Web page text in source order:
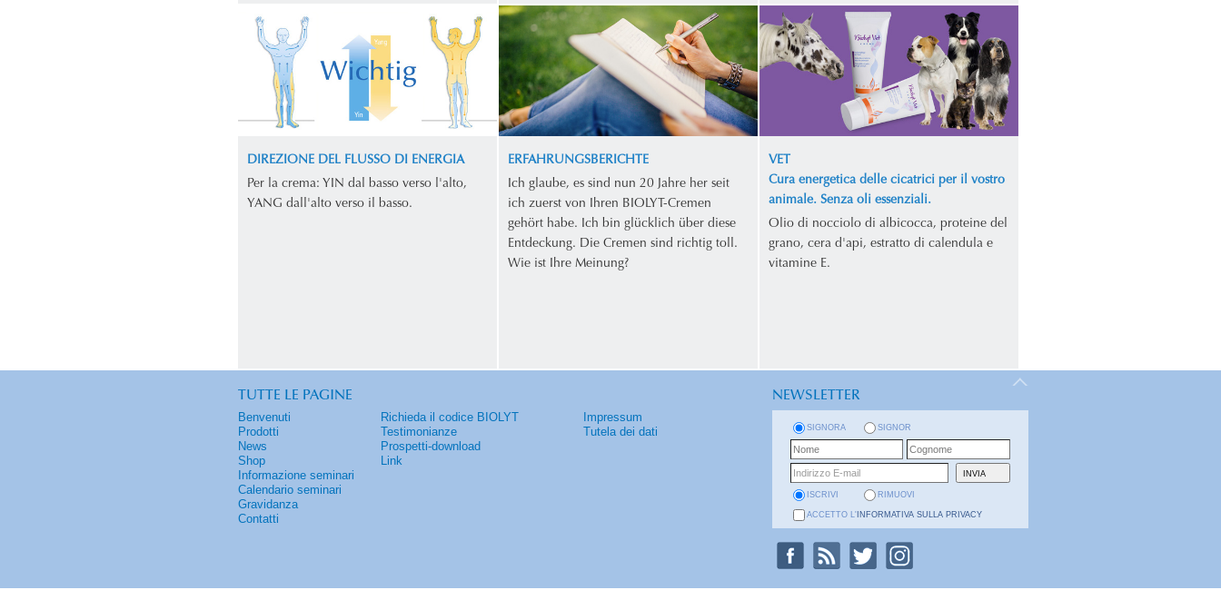
DIREZIONE DEL FLUSSO DI ENERGIA
Per la crema: YIN dal basso verso l'alto,
YANG dall'alto verso il basso.
ERFAHRUNGSBERICHTE
Ich glaube, es sind nun 20 Jahre her seit
ich zuerst von Ihren BIOLYT-Cremen
gehört habe. Ich bin glücklich über diese
Entdeckung. Die Cremen sind richtig toll.
Wie ist Ihre Meinung?
VET
Cura energetica delle cicatrici per il vostro
animale. Senza oli essenziali.
Olio di nocciolo di albicocca, proteine del
grano, cera d'api, estratto di calendula e
vitamine E.
TUTTE LE PAGINE
Benvenuti
Prodotti
News
Shop
Informazione seminari
Calendario seminari
Gravidanza
Contatti
Richieda il codice BIOLYT
Testimonianze
Prospetti-download
Link
Impressum
Tutela dei dati
NEWSLETTER
SIGNORA SIGNOR
ISCRIVI RIMUOVI
ACCETTO L' INFORMATIVA SULLA PRIVACY